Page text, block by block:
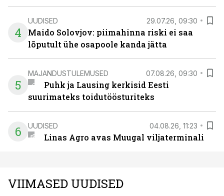
4
UUDISED 29.07.26, 09:30
Maido Solovjov: piimahinna riski ei saa
lõputult ühe osapoole kanda jätta
5
MAJANDUSTULEMUSED 07.08.26, 09:30
Puhk ja Lausing kerkisid Eesti
suurimateks toidutöösturiteks
6 UUDISED 04.08.26, 11:23
Linas Agro avas Muugal viljaterminali
VIIMASED UUDISED